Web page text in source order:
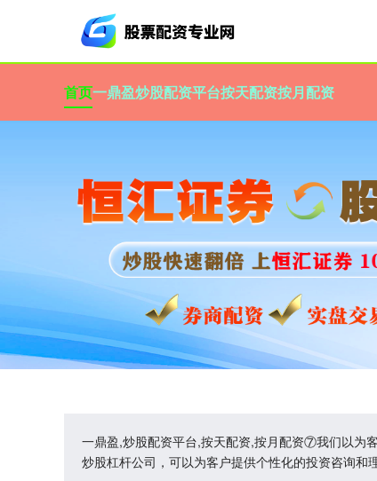
首页一鼎盈炒股配资平台按天配资按月配资
一鼎盈,炒股配资平台,按天配资,按月配资⑦我们以为
炒股杠杆公司，可以为客户提供个性化的投资咨询和